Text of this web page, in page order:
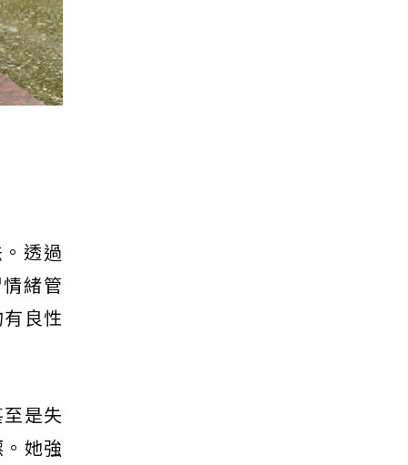
透過
緒管
良性
是失
她強